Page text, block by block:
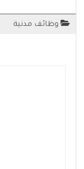
وظائف مدنية